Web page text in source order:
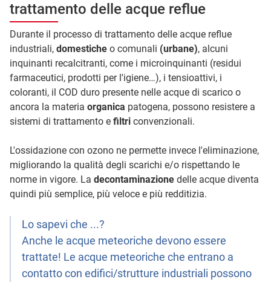
trattamento delle acque reflue
Durante il processo di trattamento delle acque reflue
industriali, domestiche o comunali (urbane), alcuni
inquinanti recalcitranti, come i microinquinanti (residui
farmaceutici, prodotti per l'igiene…), i tensioattivi, i
coloranti, il COD duro presente nelle acque di scarico o
ancora la materia organica patogena, possono resistere a
sistemi di trattamento e filtri convenzionali.
L'ossidazione con ozono ne permette invece l'eliminazione,
migliorando la qualità degli scarichi e/o rispettando le
norme in vigore. La decontaminazione delle acque diventa
quindi più semplice, più veloce e più redditizia.
Lo sapevi che ...?
Anche le acque meteoriche devono essere
trattate! Le acque meteoriche che entrano a
contatto con edifici/strutture industriali possono